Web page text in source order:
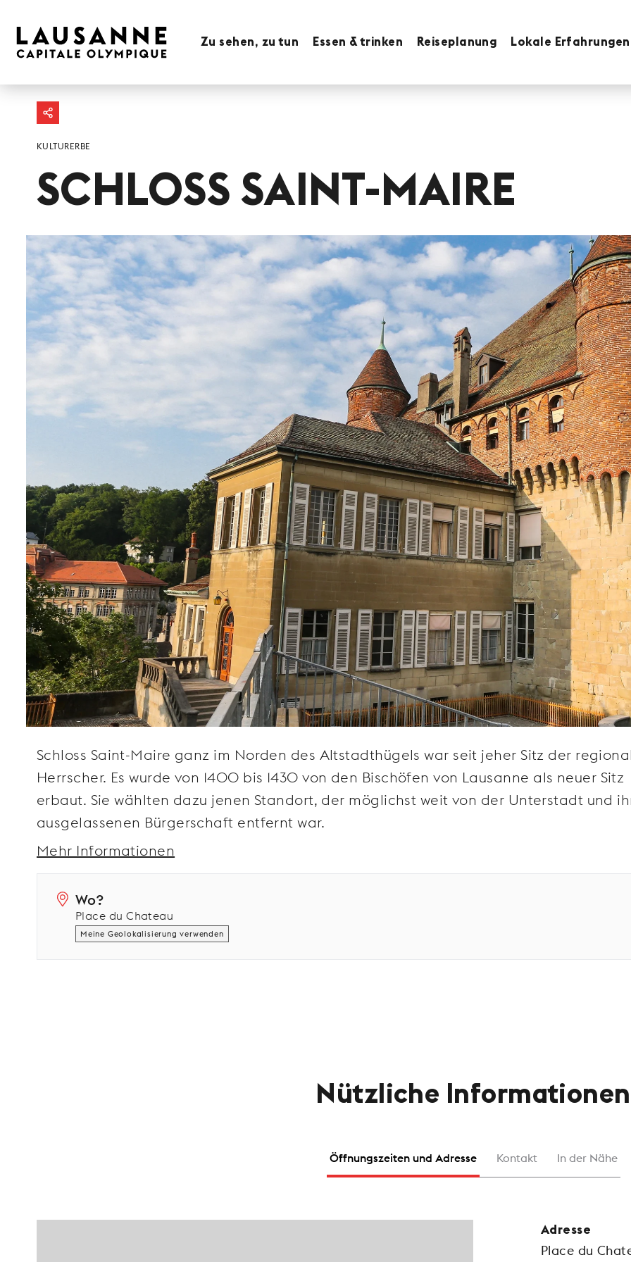
Zu sehen, zu tun Essen & trinken Reiseplanung Lokale Erfahrungen
KULTURERBE
SCHLOSS SAINT-MAIRE
Wo?
Place du Chateau
Meine Geolokalisierung verwenden
Schloss Saint-Maire ganz im Norden des Altstadthügels war seit jeher Sitz der
Herrscher. Es wurde von 1400 bis 1430 von den Bischöfen von Lausanne als neuer Sitz
erbaut. Sie wählten dazu jenen Standort, der möglichst weit von der Unterstadt und
ausgelassenen Bürgerschaft entfernt war.
Mehr Informationen
Nützliche Informationen
Öffnungszeiten und Adresse Kontakt In der Nähe
Adresse
Place du